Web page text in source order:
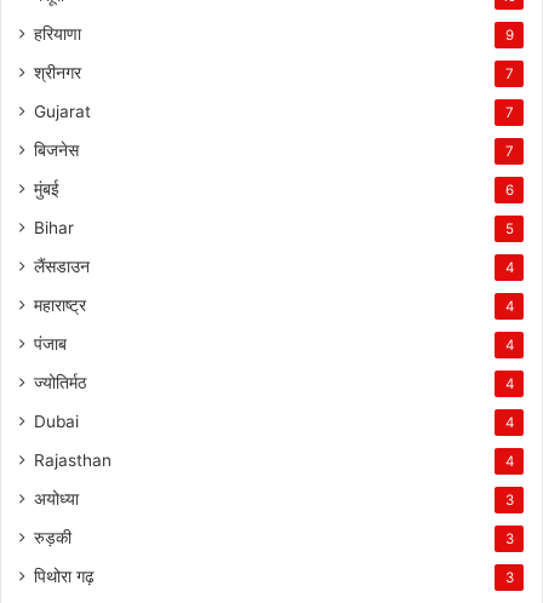
हरियाणा 9
श्रीनगर 7
Gujarat 7
बिजनेस 7
मुंबई 6
Bihar 5
लैंसडाउन 4
महाराष्ट्र 4
पंजाब 4
ज्योतिर्मठ 4
Dubai 4
Rajasthan 4
अयोध्या 3
रुड़की 3
पिथोरा गढ़ 3